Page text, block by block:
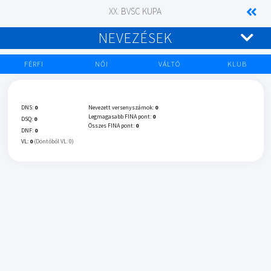
XX. BVSC KUPA
NEVEZÉSEK
FÉRFI NŐI VÁLTÓ KLUB
DNS: 0
DSQ: 0
DNF: 0
VL: 0 (Döntőből VL: 0)
Nevezett versenyszámok: 0
Legmagasabb FINA pont: 0
Összes FINA pont: 0